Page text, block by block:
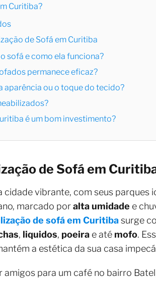
Curitiba?
de Sofá em Curitiba
sofá e como ela funciona?
permanece eficaz?
aparência ou o toque do tecido?
é um bom investimento?
de Sofá em
vibrante, com seus parques
marcado poralta umidade e
de sofá em Curitibasurge
, liquidos, poeira e até mofo.
a estética da sua casa
para um café no bairro